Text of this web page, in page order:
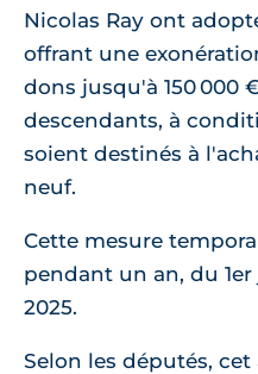
Nicolas Ray ont
offrant une
dons jusqu'à 150 000
descendants, à
soient destinés à
neuf.
Cette mesure
pendant un an, du
2025.
Selon les députés,